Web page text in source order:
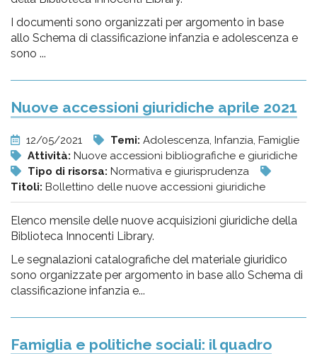
I documenti sono organizzati per argomento in base
allo Schema di classificazione infanzia e adolescenza e
sono ...
Nuove accessioni giuridiche aprile 2021
12/05/2021 Temi: Adolescenza, Infanzia, Famiglie
Attività: Nuove accessioni bibliografiche e giuridiche
Tipo di risorsa: Normativa e giurisprudenza
Titoli: Bollettino delle nuove accessioni giuridiche
Elenco mensile delle nuove acquisizioni giuridiche della
Biblioteca Innocenti Library.
Le segnalazioni catalografiche del materiale giuridico
sono organizzate per argomento in base allo Schema di
classificazione infanzia e...
Famiglia e politiche sociali: il quadro